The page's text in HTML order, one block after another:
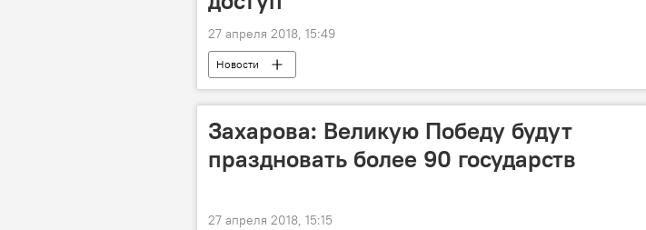
27 апреля 2018, 15:49
Новости
Захарова: Великую Победу будут
праздновать более 90 государств
27 апреля 2018, 15:15